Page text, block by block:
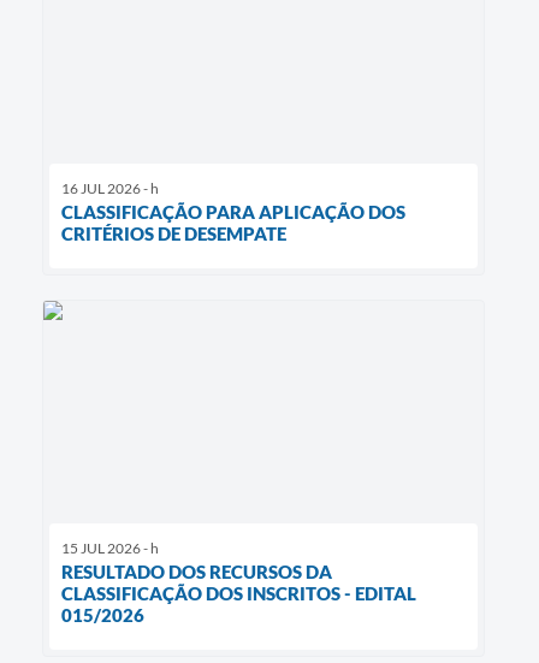
16 JUL 2026 - h
CLASSIFICAÇÃO PARA APLICAÇÃO DOS
CRITÉRIOS DE DESEMPATE
15 JUL 2026 - h
RESULTADO DOS RECURSOS DA
CLASSIFICAÇÃO DOS INSCRITOS - EDITAL
015/2026